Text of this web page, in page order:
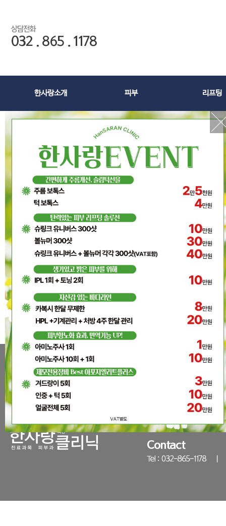
한사랑소개 피부 리프팅
패스워드
아직 회원이 아니십니까?
아이디/패스워드를 잊으셨습니까?